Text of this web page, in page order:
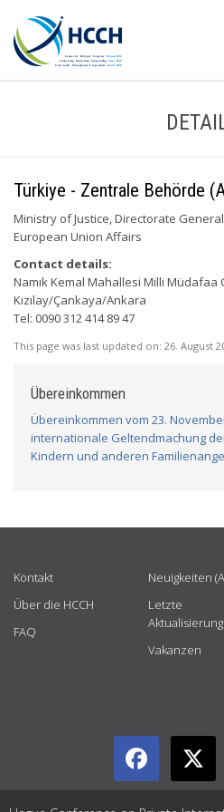
Türkiye - Zentrale Behörde
Ministry of Justice, Directorate
European Union Affairs
Contact details:
Namık Kemal Mahallesi Milli Müdafaa
Kızılay/Çankaya/Ankara
Tel: 0090 312 414 89 47
This page was last updated on: 26. August
Übereinkommen
Übereinkommen vom 23.
internationale Geltendmachung
Kindern und anderen
Kontakt
Über die HCCH
FAQ
Neuigkeiten
Letzte
Vakanzen